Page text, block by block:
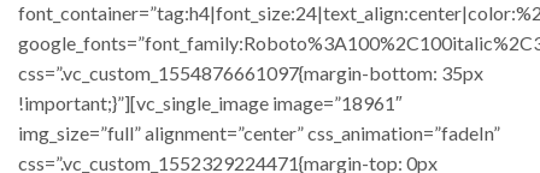
css=”.vc_custom_1554876661097{margin-bottom: 35px
!important;}”][vc_single_image image=”18961″
img_size=”full” alignment=”center” css_animation=”fadeIn”
css=”.vc_custom_1552329224471{margin-top: 0px